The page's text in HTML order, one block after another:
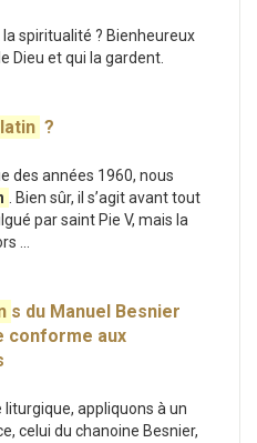
spiritualité ? Bienheureux
Dieu et qui la gardent.
latin ?
des années 1960, nous
. Bien sûr, il s’agit avant tout
par saint Pie V, mais la
...
s du Manuel Besnier
conforme aux
appliquons à un
celui du chanoine Besnier,